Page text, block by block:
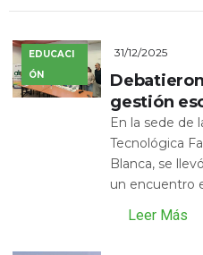
EDUCACI
ÓN
31/12/2025
gestión
En la sede de
Tecnológica
Blanca, se
un encuentro
Leer Más